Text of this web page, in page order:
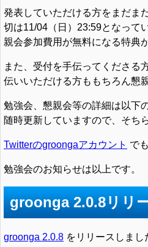
発表していただける方をまだま
切は11/04（日）23:59となって
親会参加費用が無料になる特典
また、受付を手伝ってくださる
伝いいただける方ももちろん懇
勉強会、懇親会等の詳細は以下
随時更新していますので、そち
Twitterのgroongaアカウント で
勉強会のお知らせは以上です。
groonga 2.0.8リリ
groonga 2.0.8 をリリースしまし